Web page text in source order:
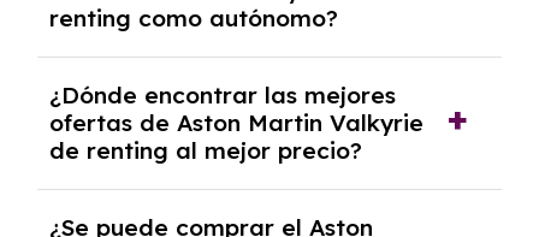
y un pago inicial.
renting como autónomo?
autónomos, justificante de ingresos y, en
algunos casos, un informe fiscal y un pago
inicial.
¿Dónde encontrar las mejores
ofertas de Aston Martin Valkyrie
de renting al mejor precio?
¿Se puede comprar el Aston